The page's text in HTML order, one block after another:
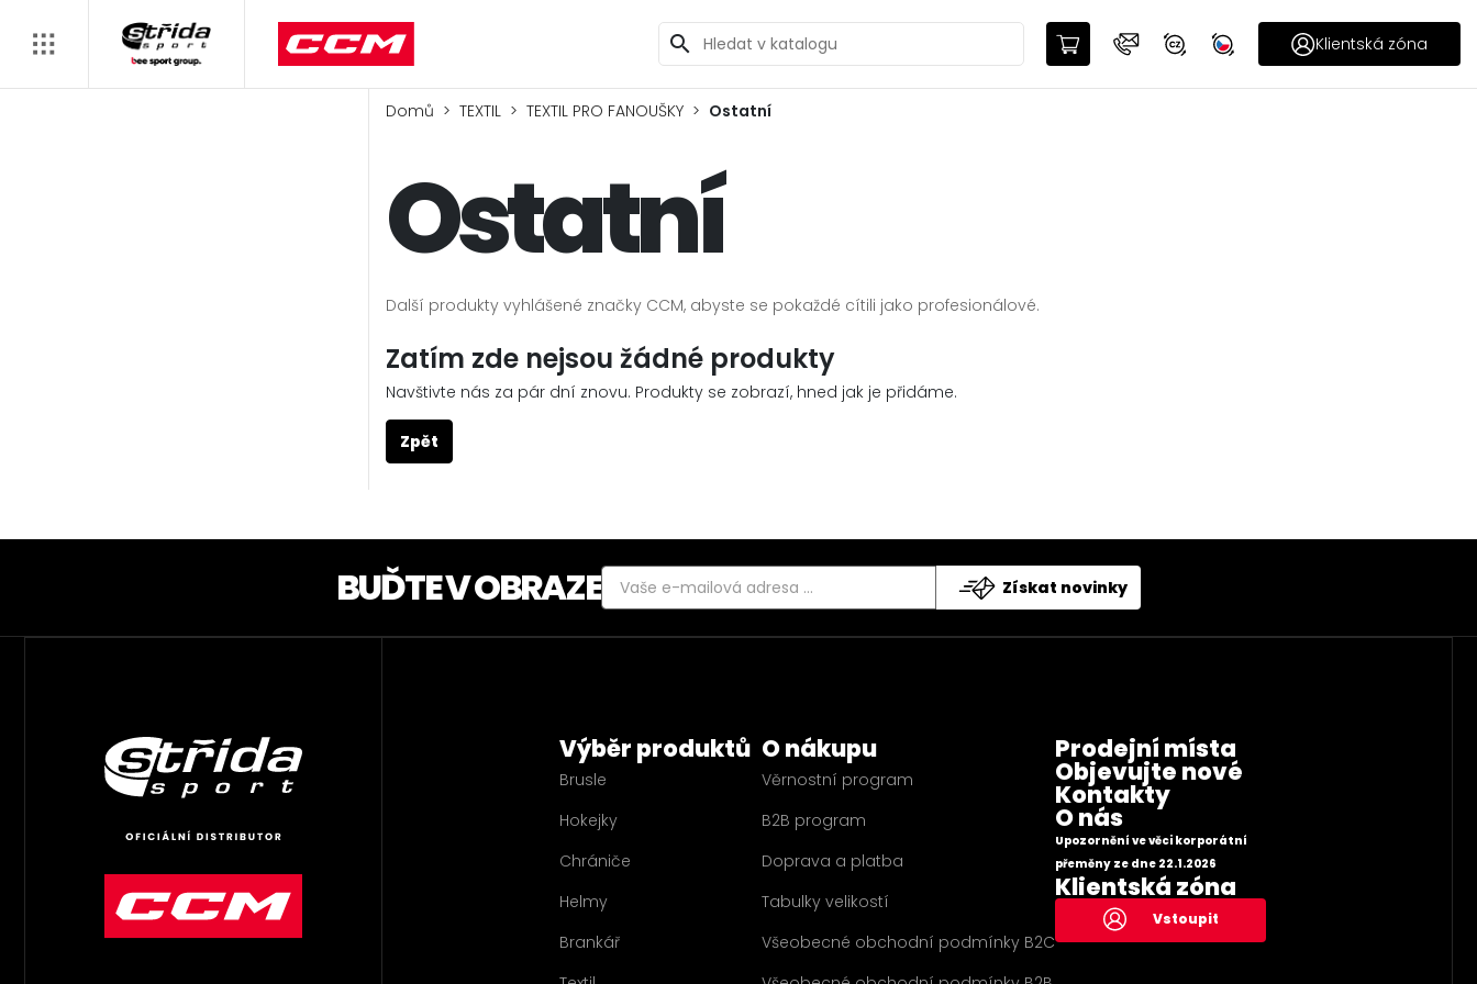
search Klientská zóna
Domů TEXTIL TEXTIL PRO FANOUŠKY Ostatní
Ostatní
Další produkty vyhlášené značky CCM, abyste se pokaždé cítili jako profesionálové.
Zatím zde nejsou žádné produkty
Navštivte nás za pár dní znovu. Produkty se zobrazí, hned jak je přidáme.
Zpět
BUĎTE V OBRAZE Získat novinky
Výběr produktů
Brusle
Hokejky
Chrániče
Helmy
Brankář
O nákupu
Věrnostní program
B2B program
Doprava a platba
Tabulky velikostí
Všeobecné obchodní podmínky B2C
Prodejní místa
Objevujte nové
Kontakty
O nás
Upozornění ve věci korporátní
přeměny ze dne 22.1.2026
Klientská zóna
Vstoupit